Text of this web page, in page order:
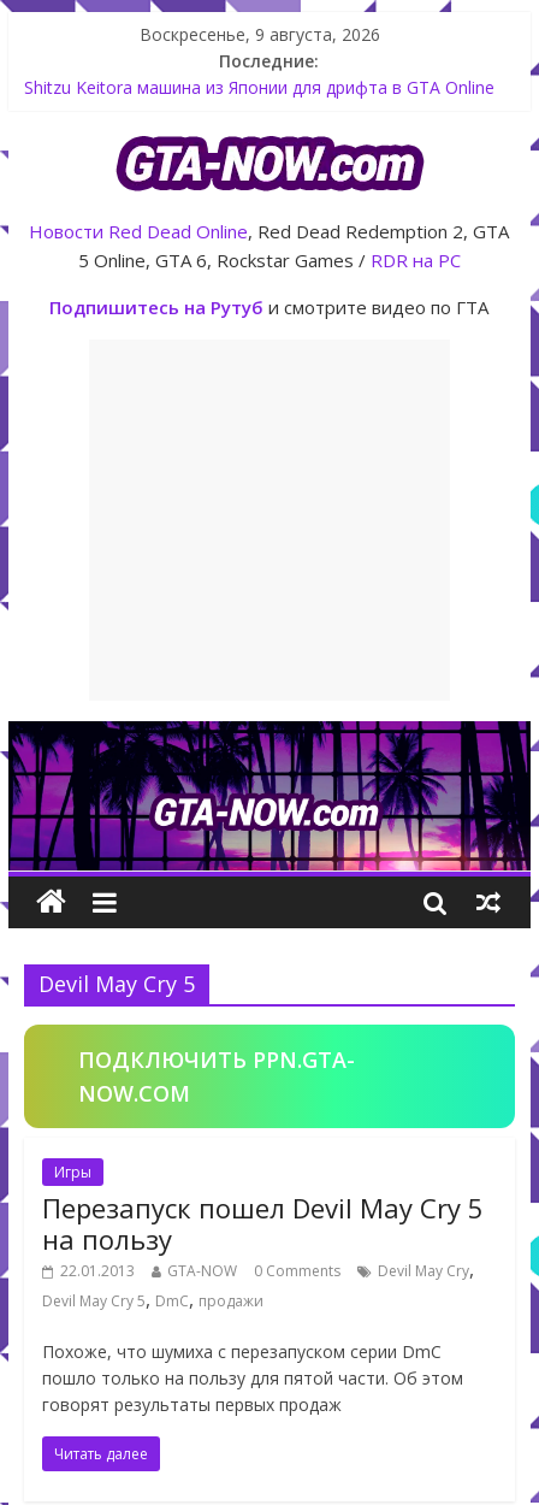
Воскресенье, 9 августа, 2026
Последние:
Shitzu Keitora машина из Японии для дрифта в GTA Online
GTA Online уже 14 июля
GTA Online: Rockstar запускает программу Fine Art Collector
с наградами
Летнее обновление для GTA 5 Online The Kortz Center Heist
Как создать аккаунт Rockstar Games Social Club инструкция
Новости Red Dead Online, Red Dead Redemption 2, GTA
5 Online, GTA 6, Rockstar Games / RDR на PC
Подпишитесь на Рутуб и смотрите видео по ГТА
Devil May Cry 5
ПОДКЛЮЧИТЬ PPN.GTA-
NOW.COM
Игры
Перезапуск пошел Devil May Cry 5
на пользу
22.01.2013 GTA-NOW 0 Comments Devil May Cry,
Devil May Cry 5, DmC, продажи
Похоже, что шумиха с перезапуском серии DmC
пошло только на пользу для пятой части. Об этом
говорят результаты первых продаж
Читать далее